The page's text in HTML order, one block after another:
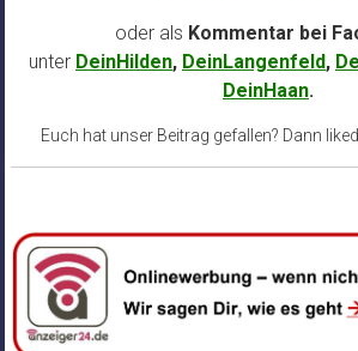
oder als Kommentar bei
unter DeinHilden, DeinLangenfeld,
DeinHaan.
Euch hat unser Beitrag gefallen? Dann